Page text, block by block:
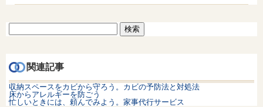
関連記事
収納スペースをカビから守ろう。カビの予防法と対処法
床からアレルギーを防ごう
忙しいときには、頼んでみよう。家事代行サービス